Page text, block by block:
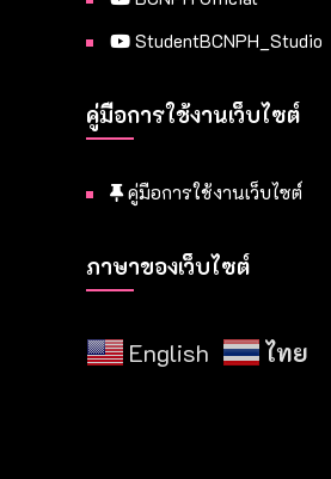
StudentBCNPH_Studio
คู่มือการใช้งานเว็บไซต์
คู่มือการใช้งานเว็บไซต์
ภาษาของเว็บไซต์
English ไทย